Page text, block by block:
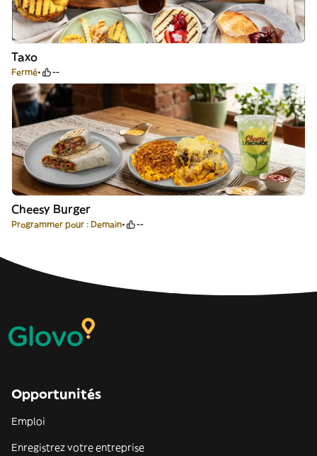
Тахо
Fermé --
Cheesy Burger
Programmer pour : Demain --
Opportunités
Emploi
Enregistrez votre entreprise